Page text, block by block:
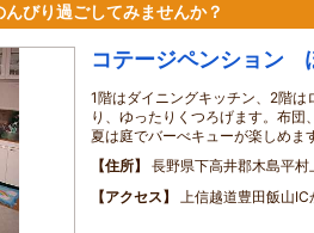
びり過ごしてみませんか？
コテージペンション
1階はダイニングキッチン、2階は
り、ゆったりくつろげます。布団
夏は庭でバーべキューが楽しめま
住所
長野県下高井郡木島平
アクセス
上信越道豊田飯山